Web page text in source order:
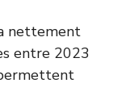
nettement
entre 2023